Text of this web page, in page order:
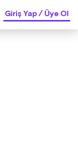
Giriş Yap/Üye Ol